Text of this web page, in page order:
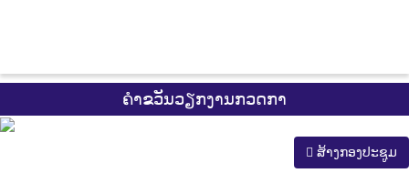
ຄຳຂວັນວຽກງານກວດກາ
ສ້າງກອງປະຊູມ